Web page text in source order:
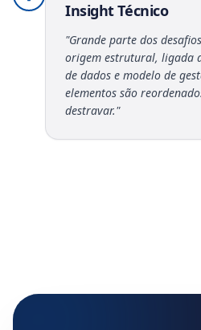
Insight Técnico
"Grande parte dos
origem estrutural, ligada
de dados e modelo de
elementos são
destravar."